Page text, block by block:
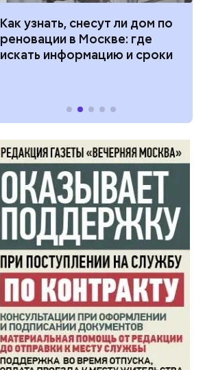
Как узнать, снесут ли дом по
реновации в Москве: где
искать информацию и сроки